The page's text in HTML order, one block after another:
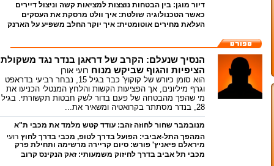
בצרכנים ובעסקים הקטנים בארה"ב רועי אורן
דיור מוגן: בין הבטחות נוצצות למציאות קשה וניצול דיירים
מאיר חוטקובסקי
כאשר הטכנולוגיה שולטת: איך וולט מרסקת את העסקים
הקטנים רועי אורן
העלאת מחירים אוטומטית: איך יוקר החלב משפיע על הארנק
הנסיך שנעלם: הקרב של דראגן בנדר נגד משקולת
הציפיות והגוף שביקש מנוח רועי אורן
הוא סומן כיורש של קוקוץ' כבר בגיל 15, נבחר רביעי בדראפט
וגרף מיליונים, אך הפציעות הקשות והלחץ המנטלי הכניעו את
מי שהפך מהבטחה של פעם בדור לשק חבטות תקשורתי. בגיל
28, בנדר מסתתר בקרואטיה ומשאיר את...
מנובמבר שחור לחוזה זהב: עודד קטש מלמד את מכבי ת"א
שגבר שרוצה – עושה רועי אורן
המהפך התל-אביבי: הפועל בדרך לטופ, מכבי בדרך לחוץ רועי
אורן
מיראלם פיאניץ' פורש: סיום קריירה מרשימה ותחילת פרק
חדש בחיים רועי אורן
מכבי תל אביב בדרך לחיזוק משמעותי: זאק הנקינס קרוב